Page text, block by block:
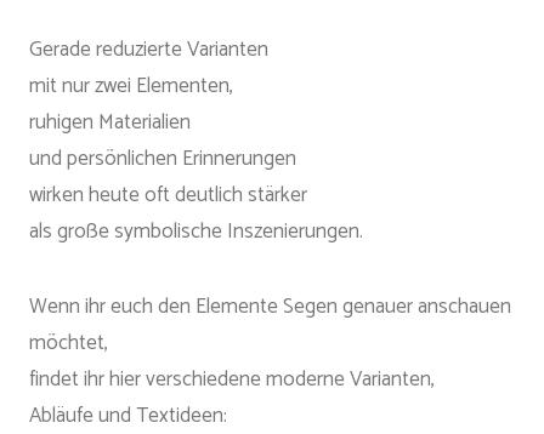
Gerade reduzierte Varianten
mit nur zwei Elementen,
ruhigen Materialien
und persönlichen Erinnerungen
wirken heute oft deutlich stärker
als große symbolische Inszenierungen.
Wenn ihr euch den Elemente Segen genauer anschauen
möchtet,
findet ihr hier verschiedene moderne Varianten,
Abläufe und Textideen: